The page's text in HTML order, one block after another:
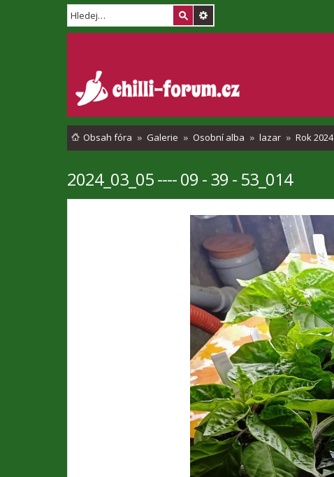
Obsah fóra Galerie Osobní alba lazar Rok 2024
2024_03_05 ---- 09 - 39 - 53_014